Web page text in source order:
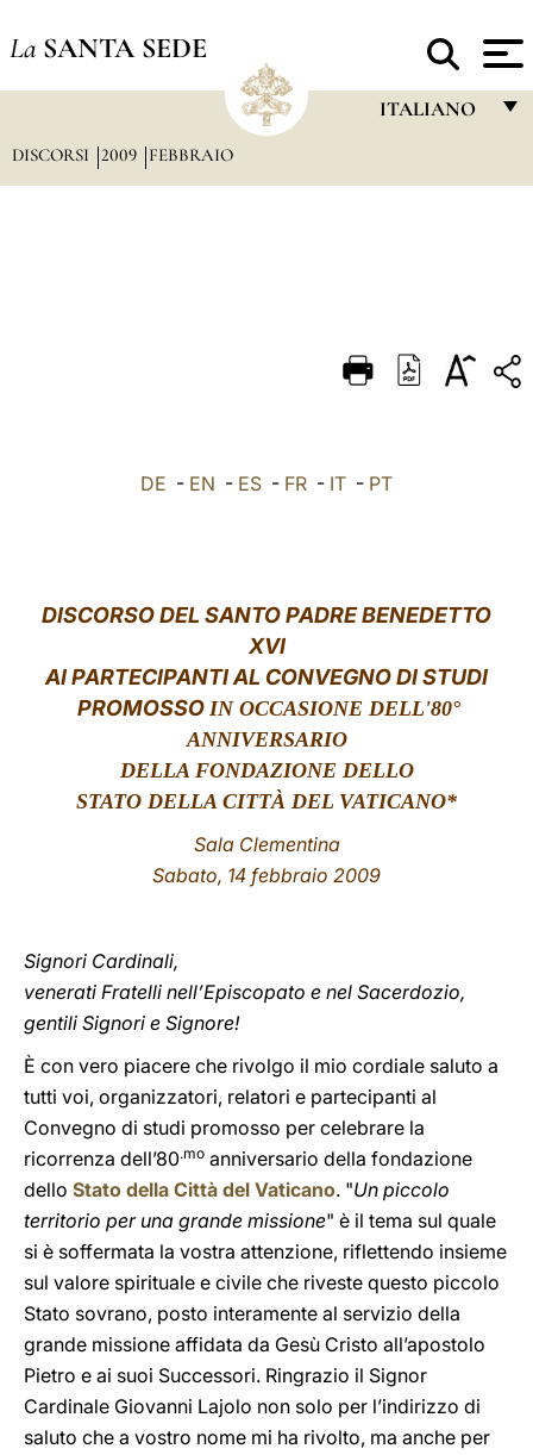
La SANTA SEDE
ITALIANO
DEUTSCH
العربيّة
DISCORSI 2009 FEBBRAIO
DE - EN - ES - FR - IT - PT
DISCORSO DEL SANTO PADRE BENEDETTO
XVI
AI PARTECIPANTI AL CONVEGNO DI STUDI
PROMOSSO IN OCCASIONE DELL'80°
ANNIVERSARIO
DELLA FONDAZIONE DELLO
STATO DELLA CITTÀ DEL VATICANO*
Sala Clementina
Sabato, 14 febbraio 2009
Signori Cardinali,
venerati Fratelli nell’Episcopato e nel Sacerdozio,
gentili Signori e Signore!
È con vero piacere che rivolgo il mio cordiale saluto a
tutti voi, organizzatori, relatori e partecipanti al
Convegno di studi promosso per celebrare la
ricorrenza dell’80.mo anniversario della fondazione
dello Stato della Città del Vaticano. "Un piccolo
territorio per una grande missione" è il tema sul quale
si è soffermata la vostra attenzione, riflettendo insieme
sul valore spirituale e civile che riveste questo piccolo
Stato sovrano, posto interamente al servizio della
grande missione affidata da Gesù Cristo all’apostolo
Pietro e ai suoi Successori. Ringrazio il Signor
Cardinale Giovanni Lajolo non solo per l’indirizzo di
saluto che a vostro nome mi ha rivolto, ma anche per